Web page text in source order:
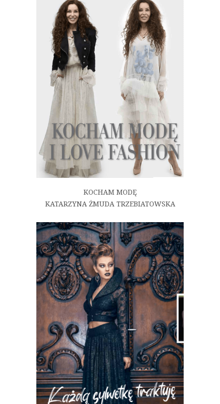
KOCHAM MODĘ
KATARZYNA ŻMUDA TRZEBIATOWSKA